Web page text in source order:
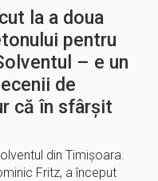
la a doua
pentru
– e un
de
că în sfârșit
din Timișoara.
Fritz, a început